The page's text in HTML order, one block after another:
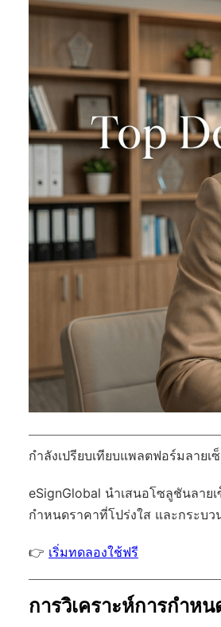
กำลังเปรียบเทียบแพลตฟอร์มลาย
eSignGlobal นำเสนอโซลูชันลาย
กำหนดราคาที่โปร่งใส และกระบว
👉 เริ่มทดลองใช้ฟรี
การวิเคราะห์การกำห